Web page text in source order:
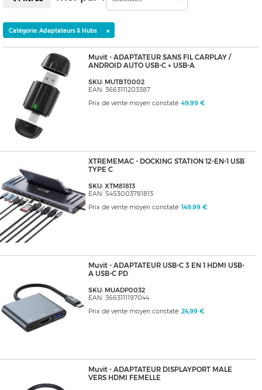
Catégorie: Adaptateurs & Hubs ×
Muvit - ADAPTATEUR SANS FIL CARPLAY /
ANDROID AUTO USB-C + USB-A
SKU: MUTBT0002
EAN: 3663111203387
Prix de vente moyen constaté: 49,99 €
XTREMEMAC - DOCKING STATION 12-EN-1 USB
TYPE C
SKU: XTM81813
EAN: 5453003781813
Prix de vente moyen constaté: 149,99 €
Muvit - ADAPTATEUR USB-C 3 EN 1 HDMI USB-
A USB-C PD
SKU: MUADP0032
EAN: 3663111197044
Prix de vente moyen constaté: 24,99 €
Muvit - ADAPTATEUR DISPLAYPORT MALE
VERS HDMI FEMELLE